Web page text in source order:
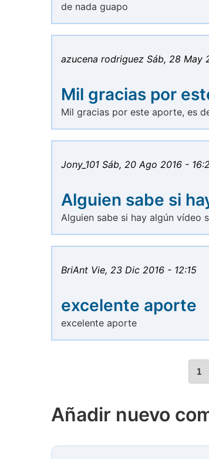
de nada guapo
azucena rodriguez Sáb, 28 May
Mil gracias por
Mil gracias por este aporte, es
Jony_101 Sáb, 20 Ago 2016 -
Alguien sabe si
Alguien sabe si hay algún vídeo
BriAnt Vie, 23 Dic 2016 - 12:15
excelente aporte
excelente aporte
1
Añadir nuevo